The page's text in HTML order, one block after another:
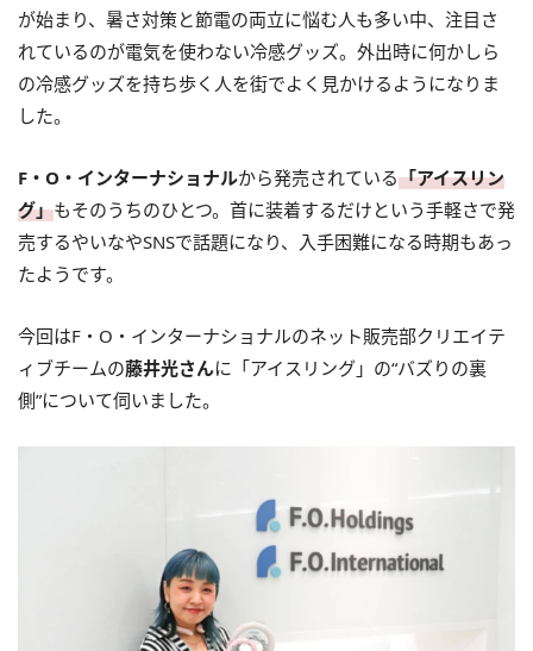
が始まり、暑さ対策と節電の両立に悩む人も多い中、注目さ
れているのが電気を使わない冷感グッズ。外出時に何かしら
の冷感グッズを持ち歩く人を街でよく見かけるようになりま
した。
F・O・インターナショナルから発売されている「アイスリン
グ」もそのうちのひとつ。首に装着するだけという手軽さで発
売するやいなやSNSで話題になり、入手困難になる時期もあっ
たようです。
今回はF・O・インターナショナルのネット販売部クリエイテ
ィブチームの藤井光さんに「アイスリング」の“バズりの裏
側”について伺いました。